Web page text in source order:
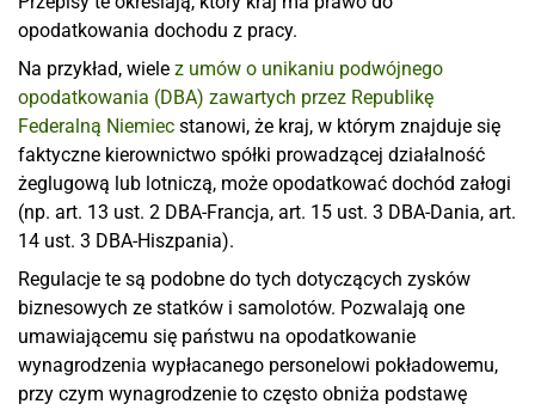
opodatkowania dochodu z pracy.
Na przykład, wiele z umów o unikaniu podwójnego
opodatkowania (DBA) zawartych przez Republikę
Federalną Niemiec stanowi, że kraj, w którym znajduje się
faktyczne kierownictwo spółki prowadzącej działalność
żeglugową lub lotniczą, może opodatkować dochód załogi
(np. art. 13 ust. 2 DBA-Francja, art. 15 ust. 3 DBA-Dania, art.
14 ust. 3 DBA-Hiszpania).
Regulacje te są podobne do tych dotyczących zysków
biznesowych ze statków i samolotów. Pozwalają one
umawiającemu się państwu na opodatkowanie
wynagrodzenia wypłacanego personelowi pokładowemu,
przy czym wynagrodzenie to często obniża podstawę